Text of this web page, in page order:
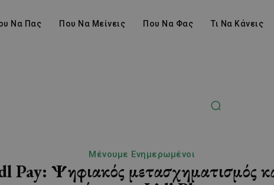
Να Πας Που Να Μείνεις Που Να Φας Τι Να Κάνεις
Μένουμε Ενημερωμένοι
Pay: Ψηφιακός μετασχηματισμός